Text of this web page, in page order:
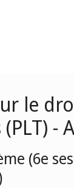
le
-
(6e